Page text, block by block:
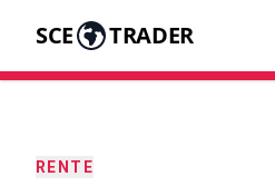
SCE TRADER
RENTE